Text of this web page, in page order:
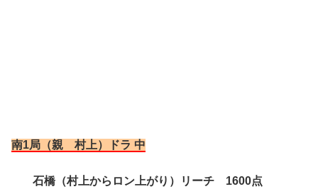
南1局（親 村上）ドラ 中
石橋（村上からロン上がり）リーチ 1600点